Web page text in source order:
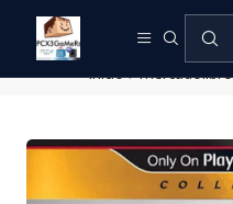
Inicio mercadolibre